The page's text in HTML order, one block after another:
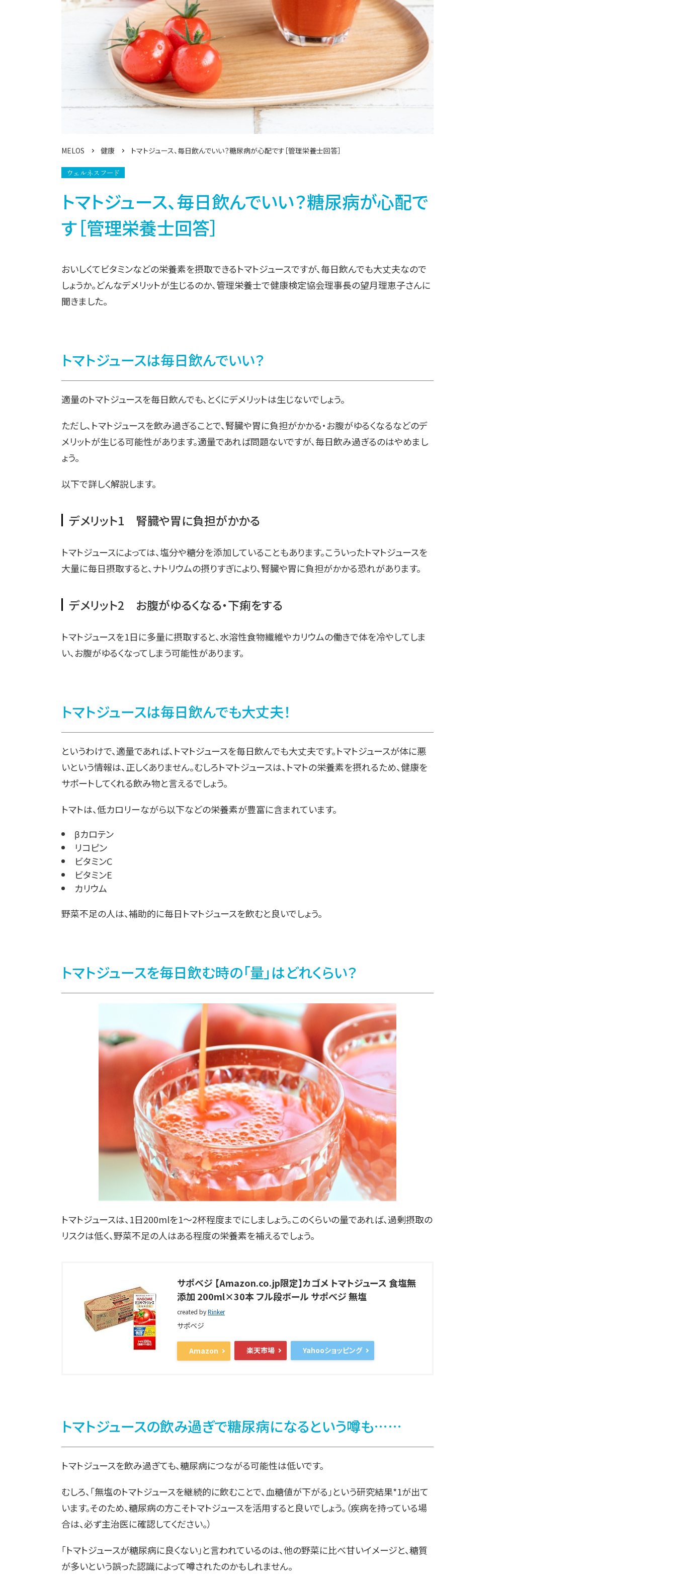
MELOS 健康 トマトジュース、毎日飲んでいい？糖尿病が心配です［管理栄養士回答］
ウェルネスフード
トマトジュース、毎日飲んでいい？糖尿病が心配で
す［管理栄養士回答］
おいしくてビタミンなどの栄養素を摂取できるトマトジュースですが、毎日飲んでも大丈夫なので
しょうか。どんなデメリットが生じるのか、管理栄養士で健康検定協会理事長の望月理恵子さんに
聞きました。
トマトジュースは毎日飲んでいい？
適量のトマトジュースを毎日飲んでも、とくにデメリットは生じないでしょう。
ただし、トマトジュースを飲み過ぎることで、腎臓や胃に負担がかかる・お腹がゆるくなるなどのデ
メリットが生じる可能性があります。適量であれば問題ないですが、毎日飲み過ぎるのはやめまし
ょう。
以下で詳しく解説します。
デメリット1 腎臓や胃に負担がかかる
トマトジュースによっては、塩分や糖分を添加していることもあります。こういったトマトジュースを
大量に毎日摂取すると、ナトリウムの摂りすぎにより、腎臓や胃に負担がかかる恐れがあります。
デメリット2 お腹がゆるくなる・下痢をする
トマトジュースを1日に多量に摂取すると、水溶性食物繊維やカリウムの働きで体を冷やしてしま
い、お腹がゆるくなってしまう可能性があります。
トマトジュースは毎日飲んでも大丈夫！
というわけで、適量であれば、トマトジュースを毎日飲んでも大丈夫です。トマトジュースが体に悪
いという情報は、正しくありません。むしろトマトジュースは、トマトの栄養素を摂れるため、健康を
サポートしてくれる飲み物と言えるでしょう。
トマトは、低カロリーながら以下などの栄養素が豊富に含まれています。
βカロテン
リコピン
ビタミンC
ビタミンE
カリウム
野菜不足の人は、補助的に毎日トマトジュースを飲むと良いでしょう。
トマトジュースを毎日飲む時の「量」はどれくらい？
トマトジュースは、1日200mlを1〜2杯程度までにしましょう。このくらいの量であれば、過剰摂取の
リスクは低く、野菜不足の人はある程度の栄養素を補えるでしょう。
サポベジ 【Amazon.co.jp限定】カゴメ トマトジュース 食塩無
添加 200ml×30本 フル段ボール サポべジ 無塩
created byRinker
サポベジ
Amazon 楽天市場 Yahooショッピング
トマトジュースの飲み過ぎで糖尿病になるという噂も……
トマトジュースを飲み過ぎても、糖尿病につながる可能性は低いです。
むしろ、「無塩のトマトジュースを継続的に飲むことで、血糖値が下がる」という研究結果*1が出て
います。そのため、糖尿病の方こそトマトジュースを活用すると良いでしょう。（疾病を持っている場
合は、必ず主治医に確認してください。）
「トマトジュースが糖尿病に良くない」と言われているのは、他の野菜に比べ甘いイメージと、糖質
が多いという誤った認識によって噂されたのかもしれません。